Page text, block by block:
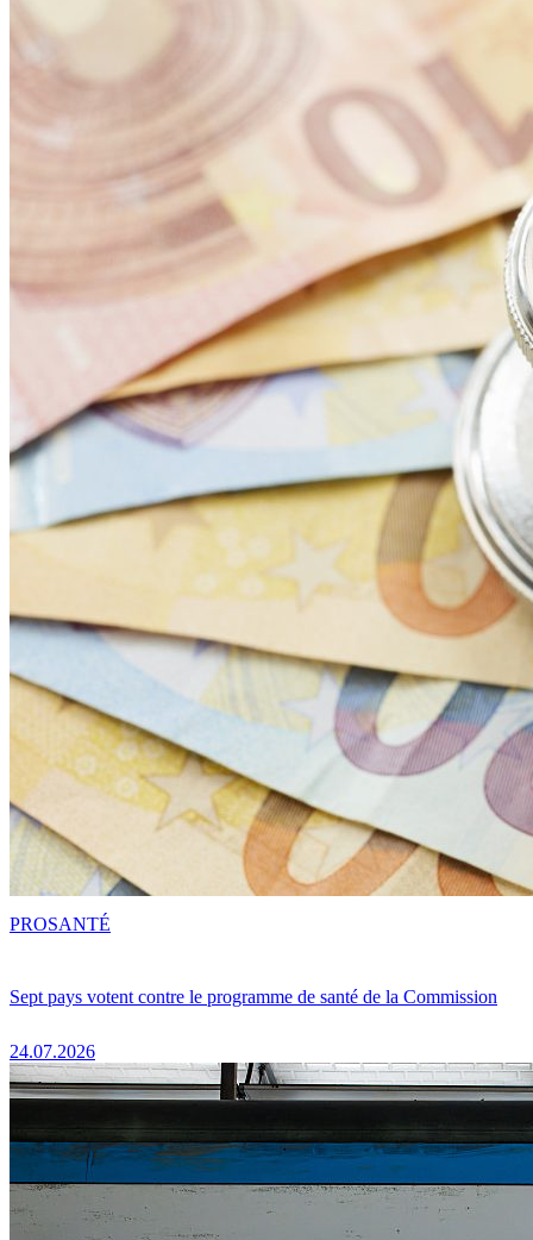
Sept pays votent contre le programme de santé de la Commission
24.07.2026
PROSANTÉ